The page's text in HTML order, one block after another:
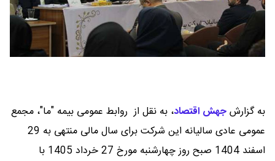
به گزارشجهش اقتصاد، به نقل از روابط عمومی بیمه "ما"، مجمع
عمومی عادی سالیانه این شرکت برای سال مالی منتهی به 29
اسفند 1404 صبح روز چهارشنبه مورخ 27 خرداد 1405 با